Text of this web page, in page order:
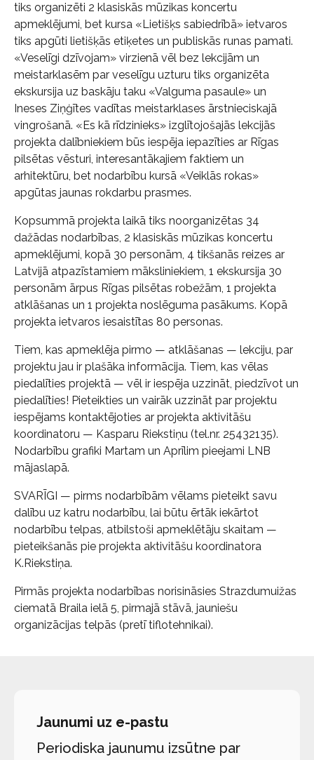
tiks organizēti 2 klasiskās mūzikas koncertu
apmeklējumi, bet kursa «Lietišķs sabiedrībā» ietvaros
tiks apgūti lietišķās etiķetes un publiskās runas pamati.
«Veselīgi dzīvojam» virzienā vēl bez lekcijām un
meistarklasēm par veselīgu uzturu tiks organizēta
ekskursija uz baskāju taku «Valguma pasaule» un
Ineses Ziņģītes vadītas meistarklases ārstnieciskajā
vingrošanā. «Es kā rīdzinieks» izglītojošajās lekcijās
projekta dalībniekiem būs iespēja iepazīties ar Rīgas
pilsētas vēsturi, interesantākajiem faktiem un
arhitektūru, bet nodarbību kursā «Veiklās rokas»
apgūtas jaunas rokdarbu prasmes.
Kopsummā projekta laikā tiks noorganizētas 34
dažādas nodarbības, 2 klasiskās mūzikas koncertu
apmeklējumi, kopā 30 personām, 4 tikšanās reizes ar
Latvijā atpazīstamiem māksliniekiem, 1 ekskursija 30
personām ārpus Rīgas pilsētas robežām, 1 projekta
atklāšanas un 1 projekta noslēguma pasākums. Kopā
projekta ietvaros iesaistītas 80 personas.
Tiem, kas apmeklēja pirmo — atklāšanas — lekciju, par
projektu jau ir plašāka informācija. Tiem, kas vēlas
piedalīties projektā — vēl ir iespēja uzzināt, piedzīvot un
piedalīties! Pieteikties un vairāk uzzināt par projektu
iespējams kontaktējoties ar projekta aktivitāšu
koordinatoru — Kasparu Riekstiņu (tel.nr. 25432135).
Nodarbību grafiki Martam un Aprīlim pieejami LNB
mājaslapā.
SVARĪGI — pirms nodarbībām vēlams pieteikt savu
dalību uz katru nodarbību, lai būtu ērtāk iekārtot
nodarbību telpas, atbilstoši apmeklētāju skaitam —
pieteikšanās pie projekta aktivitāšu koordinatora
K.Riekstiņa.
Pirmās projekta nodarbības norisināsies Strazdumuižas
ciematā Braila ielā 5, pirmajā stāvā, jauniešu
organizācijas telpās (pretī tiflotehnikai).
Jaunumi uz e-pastu
Periodiska jaunumu izsūtne par